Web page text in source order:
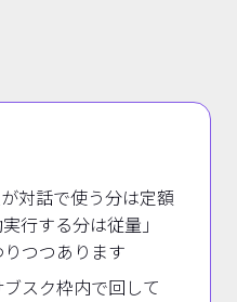
対話で使う分は定額
行する分は従量」
つつあります
スク枠内で回して